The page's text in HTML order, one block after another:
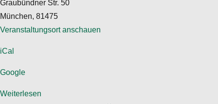
Graubündner Str. 50
München, 81475
Veranstaltungsort anschauen
iCal
Google
Weiterlesen